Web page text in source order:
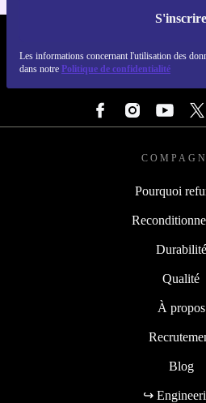
S'inscrire
Les informations concernant l'utilisation des
dans notre Politique de confidentialité
Pourquoi
Durabilité
Qualité
À propos
Blog
↪